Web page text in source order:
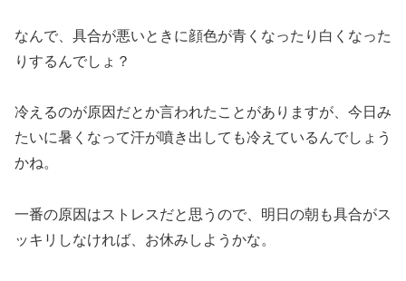
なんで、具合が悪いときに顔色が青くなったり白くなった
りするんでしょ？
冷えるのが原因だとか言われたことがありますが、今日み
たいに暑くなって汗が噴き出しても冷えているんでしょう
かね。
一番の原因はストレスだと思うので、明日の朝も具合がス
ッキリしなければ、お休みしようかな。